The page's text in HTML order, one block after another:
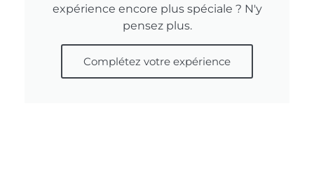
expérience encore plus spéciale ? N'y
pensez plus.
Complétez votre expérience